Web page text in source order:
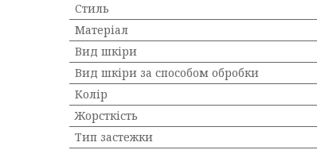
Стиль
Матеріал
Вид шкіри
Вид шкіри за способом обробки
Колір
Жорсткість
Тип застежки